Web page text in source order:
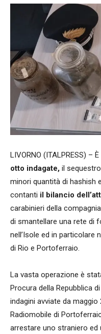
LIVORNO (ITALPRESS) – È
otto indagate, il
minori quantità di hashish
contanti il bilancio
carabinieri della
di smantellare una rete di
nell’Isole ed in
di Rio e Portoferraio.
La vasta operazione è
Procura della Repubblica
indagini avviate da
Radiomobile di
arrestare uno straniero ed